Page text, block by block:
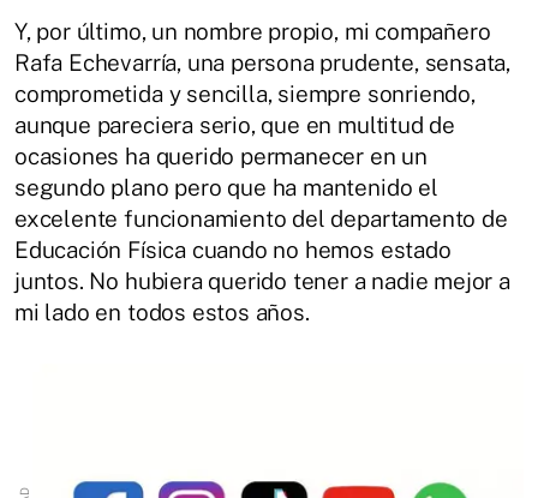
Y, por último, un nombre propio, mi compañero
Rafa Echevarría, una persona prudente, sensata,
comprometida y sencilla, siempre sonriendo,
aunque pareciera serio, que en multitud de
ocasiones ha querido permanecer en un
segundo plano pero que ha mantenido el
excelente funcionamiento del departamento de
Educación Física cuando no hemos estado
juntos. No hubiera querido tener a nadie mejor a
mi lado en todos estos años.